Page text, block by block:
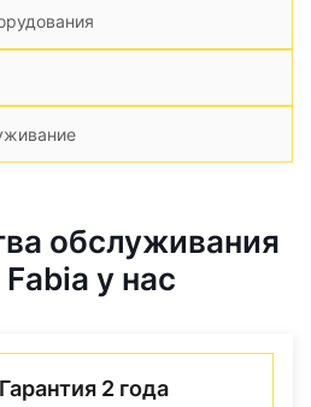
обслуживания
у нас
Гарантия 2 года